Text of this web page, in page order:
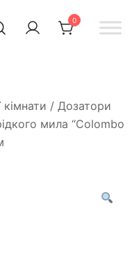
0
/ Дозатори
мила “Colombo